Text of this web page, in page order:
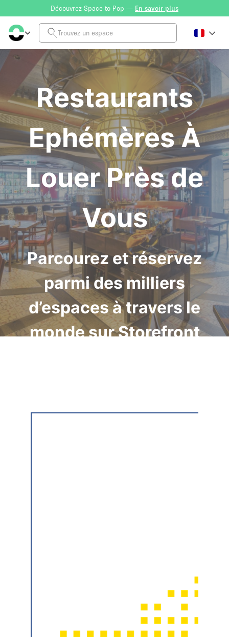
Découvrez Space to Pop — En savoir plus
Restaurants
Ephémères À
Louer Près de
Vous
Parcourez et réservez
parmi des milliers
d’espaces à travers le
monde sur Storefront